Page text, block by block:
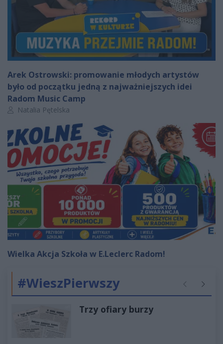
Arek Ostrowski: promowanie młodych artystów
było od początku jedną z najważniejszych idei
Radom Music Camp
Autor artykułu:
Natalia Pętelska
Wielka Akcja Szkoła w E.Leclerc Radom!
#WieszPierwszy Poprzednie
Trzy ofiary burzy